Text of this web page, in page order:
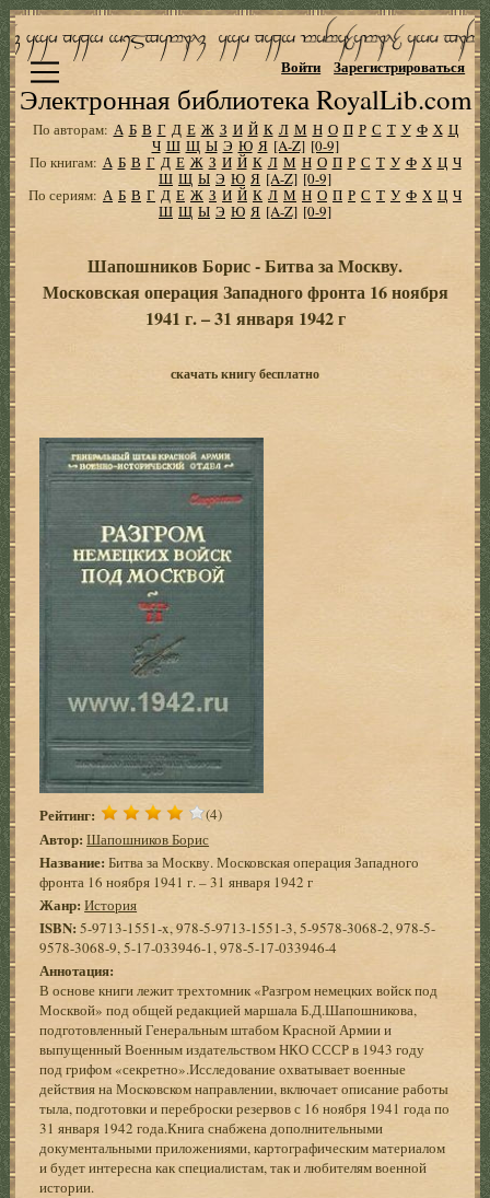
Электронная библиотека RoyalLib.com
Войти Зарегистрироваться
По авторам: А Б В Г Д Е Ж З И Й К Л М Н О П Р С Т У Ф Х Ц
Ч Ш Щ Ы Э Ю Я [A-Z] [0-9]
По книгам: А Б В Г Д Е Ж З И Й К Л М Н О П Р С Т У Ф Х Ц Ч
Ш Щ Ы Э Ю Я [A-Z] [0-9]
По сериям: А Б В Г Д Е Ж З И Й К Л М Н О П Р С Т У Ф Х Ц Ч
Ш Щ Ы Э Ю Я [A-Z] [0-9]
Шапошников Борис - Битва за Москву.
Московская операция Западного фронта 16 ноября
1941 г. – 31 января 1942 г
скачать книгу бесплатно
Рейтинг: (4)
Автор: Шапошников Борис
Название: Битва за Москву. Московская операция Западного
фронта 16 ноября 1941 г. – 31 января 1942 г
Жанр: История
ISBN: 5-9713-1551-x, 978-5-9713-1551-3, 5-9578-3068-2, 978-5-
9578-3068-9, 5-17-033946-1, 978-5-17-033946-4
Аннотация:
В основе книги лежит трехтомник «Разгром немецких войск под
Москвой» под общей редакцией маршала Б.Д.Шапошникова,
подготовленный Генеральным штабом Красной Армии и
выпущенный Военным издательством НКО СССР в 1943 году
под грифом «секретно».Исследование охватывает военные
действия на Московском направлении, включает описание работы
тыла, подготовки и переброски резервов с 16 ноября 1941 года по
31 января 1942 года.Книга снабжена дополнительными
документальными приложениями, картографическим материалом
и будет интересна как специалистам, так и любителям военной
истории.